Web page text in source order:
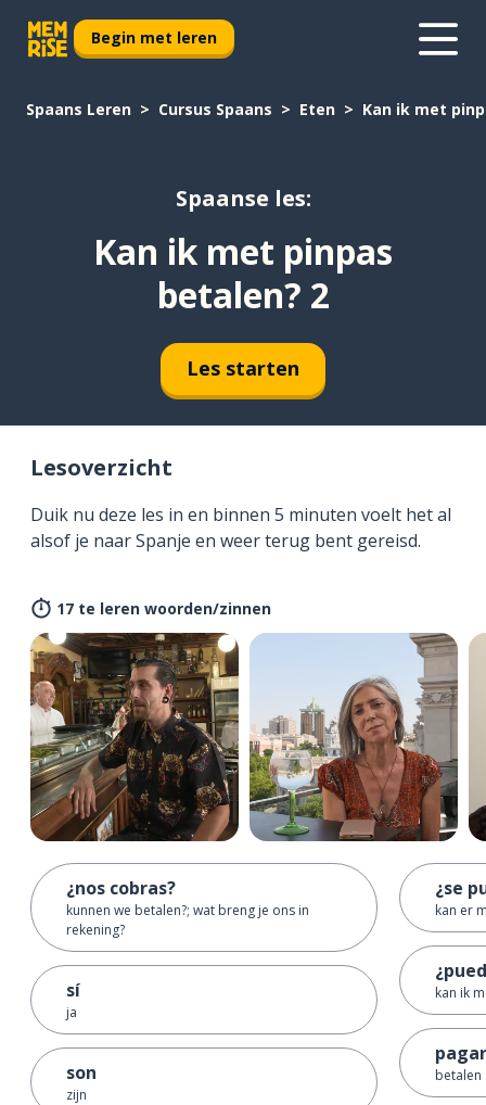
Begin met leren
Spaans Leren Cursus Spaans Eten Kan ik met
Spaanse les:
Kan ik met pinpas
betalen? 2
Les starten
Lesoverzicht
Duik nu deze les in en binnen 5 minuten voelt het al
alsof je naar Spanje en weer terug bent gereisd.
17 te leren woorden/zinnen
¿nos cobras?
kunnen we betalen?; wat breng je ons in
rekening?
sí
ja
son
zijn
¿se
kan er
kan ik
pagar
betalen